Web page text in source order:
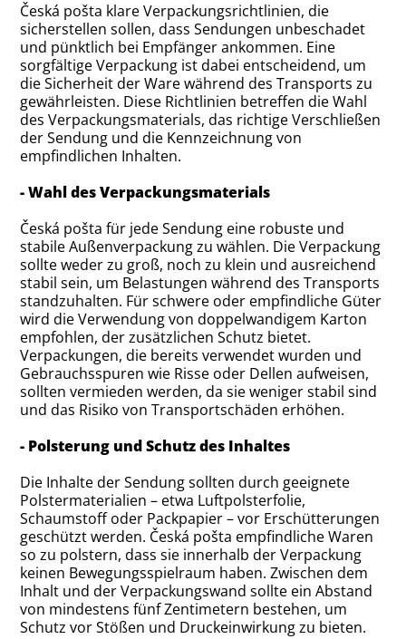
Česká pošta klare Verpackungsrichtlinien, die
sicherstellen sollen, dass Sendungen unbeschadet
und pünktlich bei Empfänger ankommen. Eine
sorgfältige Verpackung ist dabei entscheidend, um
die Sicherheit der Ware während des Transports zu
gewährleisten. Diese Richtlinien betreffen die Wahl
des Verpackungsmaterials, das richtige Verschließen
der Sendung und die Kennzeichnung von
empfindlichen Inhalten.
- Wahl des Verpackungsmaterials
Česká pošta für jede Sendung eine robuste und
stabile Außenverpackung zu wählen. Die Verpackung
sollte weder zu groß, noch zu klein und ausreichend
stabil sein, um Belastungen während des Transports
standzuhalten. Für schwere oder empfindliche Güter
wird die Verwendung von doppelwandigem Karton
empfohlen, der zusätzlichen Schutz bietet.
Verpackungen, die bereits verwendet wurden und
Gebrauchsspuren wie Risse oder Dellen aufweisen,
sollten vermieden werden, da sie weniger stabil sind
und das Risiko von Transportschäden erhöhen.
- Polsterung und Schutz des Inhaltes
Die Inhalte der Sendung sollten durch geeignete
Polstermaterialien – etwa Luftpolsterfolie,
Schaumstoff oder Packpapier – vor Erschütterungen
geschützt werden. Česká pošta empfindliche Waren
so zu polstern, dass sie innerhalb der Verpackung
keinen Bewegungsspielraum haben. Zwischen dem
Inhalt und der Verpackungswand sollte ein Abstand
von mindestens fünf Zentimetern bestehen, um
Schutz vor Stößen und Druckeinwirkung zu bieten.